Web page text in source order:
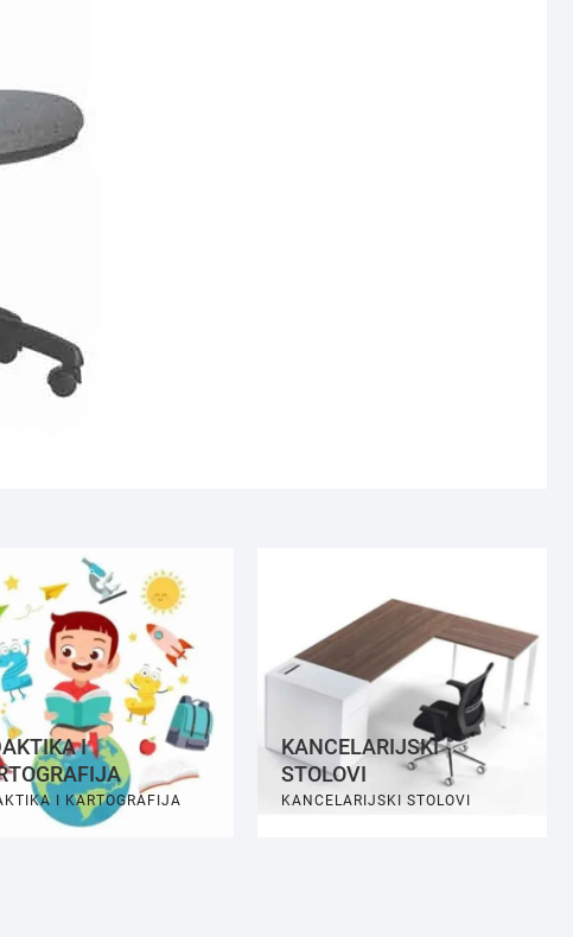
I
I KARTOGRAFIJA
KANCELARIJSKI
STOLOVI
KANCELARIJSKI STOLOVI